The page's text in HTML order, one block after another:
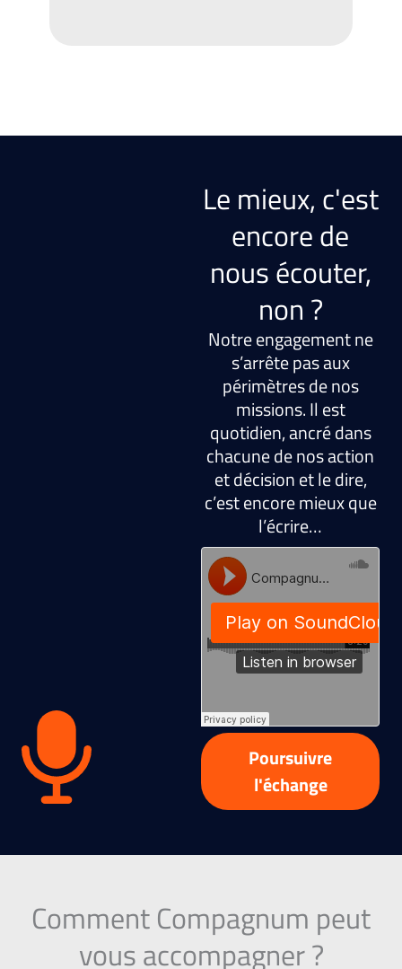
Le mieux, c'est
encore de
nous écouter,
non ?
Notre engagement ne
s’arrête pas aux
périmètres de nos
missions. Il est
quotidien, ancré dans
chacune de nos action
et décision et le dire,
c’est encore mieux que
l’écrire…
Poursuivre
l'échange
Comment Compagnum peut
vous accompagner ?